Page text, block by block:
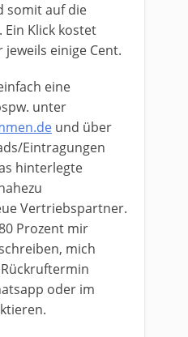
somit auf die
Klick kostet
einige Cent.
eine
unter
und über
Eintragungen
hinterlegte
Vertriebspartner.
Prozent mir
mich
oder im